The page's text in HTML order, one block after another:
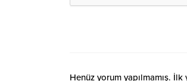
Henüz yorum yapılmamış.